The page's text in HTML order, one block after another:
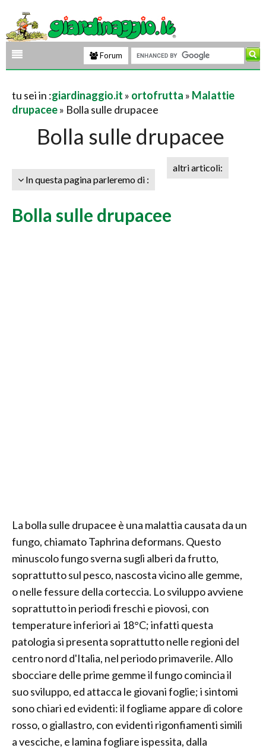
Forum
tu sei in :giardinaggio.it » ortofrutta » Malattie
drupacee» Bolla sulle drupacee
Bolla sulle drupacee
In questa pagina parleremo di :
altri articoli:
Bolla sulle drupacee
La bolla sulle drupacee è una malattia causata da un
fungo, chiamato Taphrina deformans. Questo
minuscolo fungo sverna sugli alberi da frutto,
soprattutto sul pesco, nascosta vicino alle gemme,
o nelle fessure della corteccia. Lo sviluppo avviene
soprattutto in periodi freschi e piovosi, con
temperature inferiori ai 18°C; infatti questa
patologia si presenta soprattutto nelle regioni del
centro nord d'Italia, nel periodo primaverile. Allo
sbocciare delle prime gemme il fungo comincia il
suo sviluppo, ed attacca le giovani foglie; i sintomi
sono chiari ed evidenti: il fogliame appare di colore
rosso, o giallastro, con evidenti rigonfiamenti simili
a vesciche, e lamina fogliare ispessita, dalla